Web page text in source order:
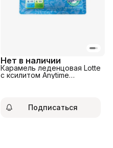
Нет в наличии
Карамель леденцовая Lotte
с ксилитом Anytime
Подписаться